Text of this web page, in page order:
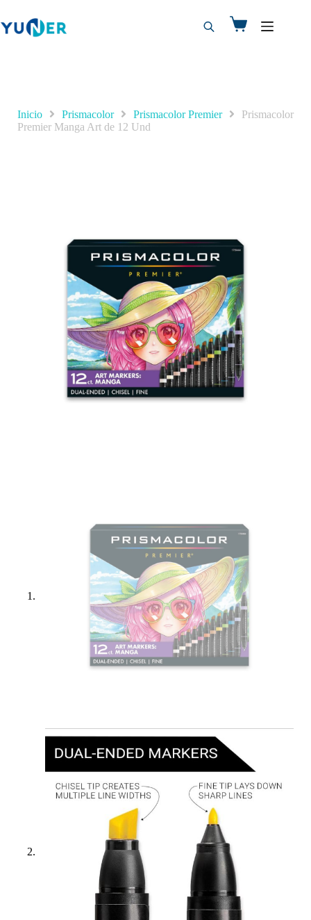
Inicio Prismacolor Prismacolor Premier
Prismacolor
Premier Manga Art de 12 Und